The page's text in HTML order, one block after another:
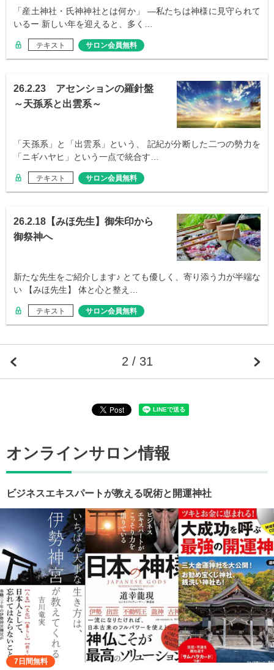
「産土神社・氏神神社とは何か」 ―私たちは神様に見守られて
いるー 新しい年を迎えると、多く…
テキスト サロン会員無料
26.2.23 アセンションの羅針盤
～天孫系と出雲系～
「天孫系」と「出雲系」という、 記紀が分断した二つの勢力を
「ニギハヤヒ」という一点で統合す…
テキスト サロン会員無料
26.2.18【みほ先生】御朱印から
御祭神へ
新たな先生をご紹介します♪ とても優しく、寄り添う力が半端な
い 【みほ先生】 体と心と整え…
テキスト サロン会員無料
2 / 31
オンラインサロン情報
ビジネスエキスパートが教える呪術と開運神社
7日間無料